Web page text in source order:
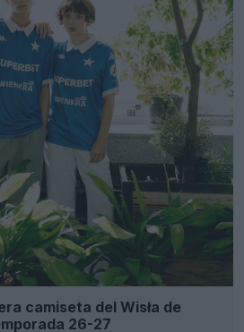
camiseta del Wisła de
26-27